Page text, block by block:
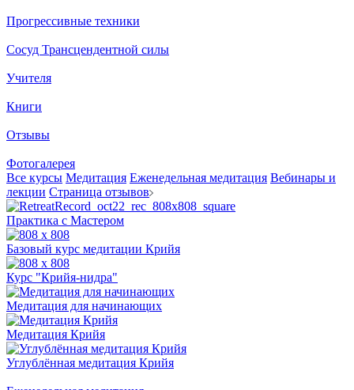
Прогрессивные техники
Сосуд Трансцендентной силы
Учителя
Книги
Отзывы
Фотогалерея
Все курсы Медитация Еженедельная медитация Вебинары и
лекции Страница отзывов
Практика с Мастером
Базовый курс медитации Крийя
Курс "Крийя-нидра"
Медитация для начинающих
Медитация Крийя
Углублённая медитация Крийя